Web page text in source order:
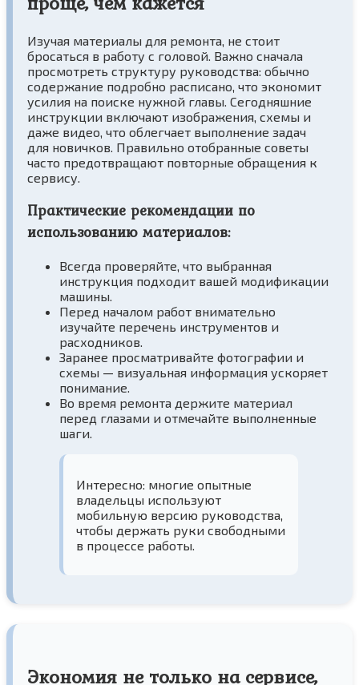
Изучая материалы для ремонта, не стоит
бросаться в работу с головой. Важно сначала
просмотреть структуру руководства: обычно
содержание подробно расписано, что экономит
усилия на поиске нужной главы. Сегодняшние
инструкции включают изображения, схемы и
даже видео, что облегчает выполнение задач
для новичков. Правильно отобранные советы
часто предотвращают повторные обращения к
сервису.
Практические рекомендации по
использованию материалов:
Всегда проверяйте, что выбранная
инструкция подходит вашей модификации
машины.
Перед началом работ внимательно
изучайте перечень инструментов и
расходников.
Заранее просматривайте фотографии и
схемы — визуальная информация ускоряет
понимание.
Во время ремонта держите материал
перед глазами и отмечайте выполненные
шаги.
Интересно: многие опытные
владельцы используют
мобильную версию руководства,
чтобы держать руки свободными
в процессе работы.
Экономия не только на сервисе,